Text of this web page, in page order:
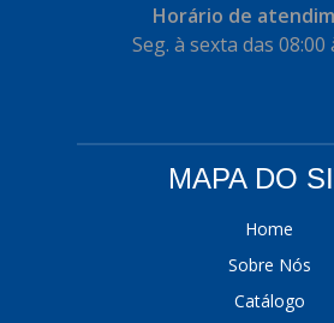
Horário de
Seg. à sexta das 08:00
MAPA DO
Home
Sobre Nós
Catálogo